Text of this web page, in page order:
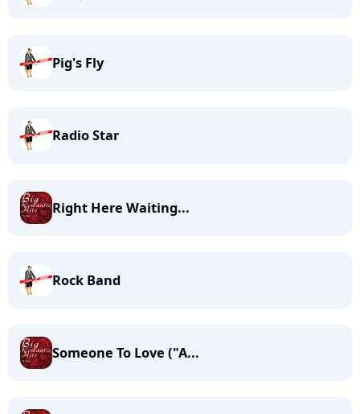
Pig's Fly
Radio Star
Right Here Waiting...
Rock Band
Someone To Love ("A...